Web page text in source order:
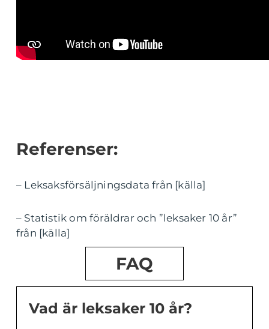
Referenser:
– Leksaksförsäljningsdata från [källa]
– Statistik om föräldrar och ”leksaker 10 år”
från [källa]
FAQ
Vad är leksaker 10 år?